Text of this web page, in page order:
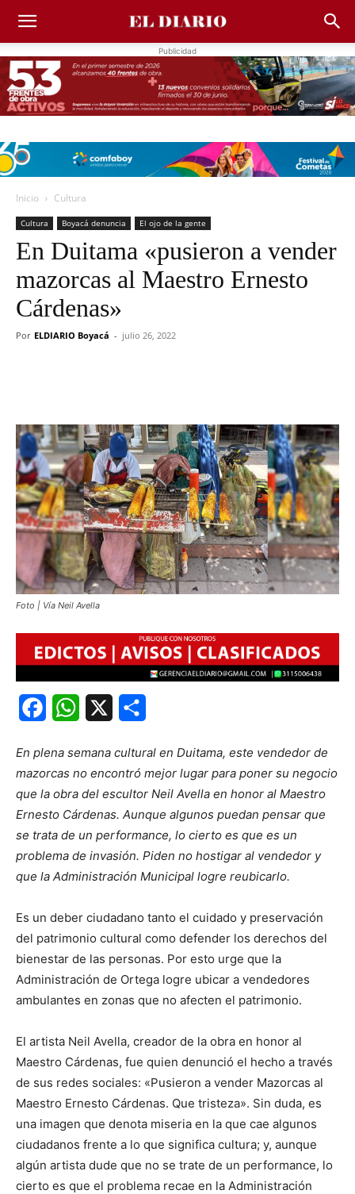
Publicidad
Inicio Cultura
Cultura Boyacá denuncia El ojo de la gente
En Duitama «pusieron a vender
mazorcas al Maestro Ernesto
Cárdenas»
Por ELDIARIO Boyacá - julio 26, 2022
Foto | Vía Neil Avella
FacebookWhatsApp
En plena semana cultural en Duitama, este vendedor de
mazorcas no encontró mejor lugar para poner su negocio
que la obra del escultor Neil Avella en honor al Maestro
Ernesto Cárdenas. Aunque algunos puedan pensar que
se trata de un performance, lo cierto es que es un
problema de invasión. Piden no hostigar al vendedor y
que la Administración Municipal logre reubicarlo.
Es un deber ciudadano tanto el cuidado y preservación
del patrimonio cultural como defender los derechos del
bienestar de las personas. Por esto urge que la
Administración de Ortega logre ubicar a vendedores
ambulantes en zonas que no afecten el patrimonio.
El artista Neil Avella, creador de la obra en honor al
Maestro Cárdenas, fue quien denunció el hecho a través
de sus redes sociales: «Pusieron a vender Mazorcas al
Maestro Ernesto Cárdenas. Que tristeza». Sin duda, es
una imagen que denota miseria en la que cae algunos
ciudadanos frente a lo que significa cultura; y, aunque
algún artista dude que no se trate de un performance, lo
cierto es que el problema recae en la Administración